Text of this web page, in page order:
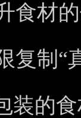
食材
复制“
装的